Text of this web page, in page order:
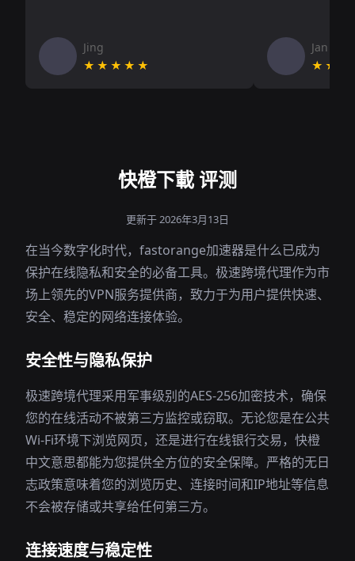
Jing
★★★★★
Jan V
快橙下載 评测
更新于 2026年3月13日
在当今数字化时代，fastorange加速器是什么已成为
保护在线隐私和安全的必备工具。极速跨境代理作为市
场上领先的VPN服务提供商，致力于为用户提供快速、
安全、稳定的网络连接体验。
安全性与隐私保护
极速跨境代理采用军事级别的AES-256加密技术，确保
您的在线活动不被第三方监控或窃取。无论您是在公共
Wi-Fi环境下浏览网页，还是进行在线银行交易，快橙
中文意思都能为您提供全方位的安全保障。严格的无日
志政策意味着您的浏览历史、连接时间和IP地址等信息
不会被存储或共享给任何第三方。
连接速度与稳定性